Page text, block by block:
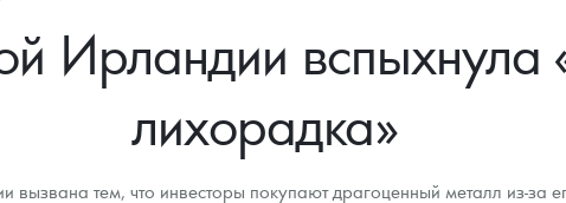
Ирландии вспыхнула
лихорадка»
тем, что инвесторы покупают драгоценный металл из-за